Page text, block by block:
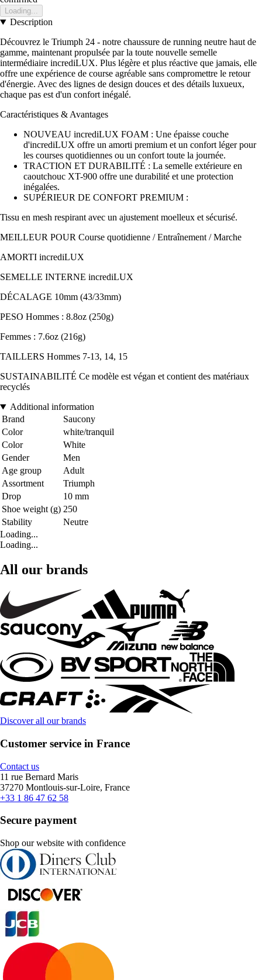
Loading...
Description
Découvrez le Triumph 24 - notre chaussure de running neutre haut de
gamme, maintenant propulsée par la toute nouvelle semelle
intermédiaire incrediLUX. Plus légère et plus réactive que jamais, elle
offre une expérience de course agréable sans compromettre le retour
d'énergie. Avec des lignes de design douces et des détails luxueux,
chaque pas est d'un confort inégalé.
Caractéristiques & Avantages
NOUVEAU incrediLUX FOAM : Une épaisse couche
d'incrediLUX offre un amorti premium et un confort léger pour
les courses quotidiennes ou un confort toute la journée.
TRACTION ET DURABILITÉ : La semelle extérieure en
caoutchouc XT-900 offre une durabilité et une protection
inégalées.
SUPÉRIEUR DE CONFORT PREMIUM :
Tissu en mesh respirant avec un ajustement moelleux et sécurisé.
MEILLEUR POUR Course quotidienne / Entraînement / Marche
AMORTI incrediLUX
SEMELLE INTERNE incrediLUX
DÉCALAGE 10mm (43/33mm)
PESO Hommes : 8.8oz (250g)
Femmes : 7.6oz (216g)
TAILLERS Hommes 7-13, 14, 15
SUSTAINABILITÉ Ce modèle est végan et contient des matériaux
recyclés
Additional information
Brand
Saucony
Color
white/tranquil
Color
White
Gender
Men
Age group
Adult
Assortment
Triumph
Drop
10 mm
Shoe weight (g) 250
Stability
Neutre
Loading...
Loading...
All our brands
Discover all our brands
Customer service in France
Contact us
11 rue Bernard Maris
37270 Montlouis-sur-Loire, France
+33 1 86 47 62 58
Secure payment
Shop our website with confidence